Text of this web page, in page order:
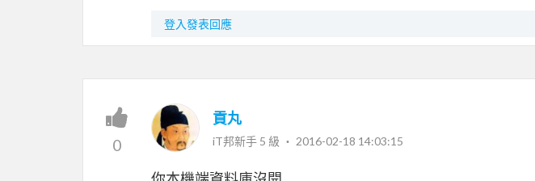
登入發表回應
0
貢丸
iT邦新手 5 級 ‧ 2016-02-18 14:03:15